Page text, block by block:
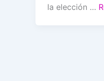
la elección …